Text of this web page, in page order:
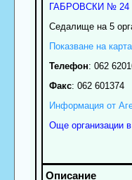
ГАБРОВСКИ № 24
Седалище на 5
Показване на
Телефон: 062
Факс: 062 601374
Информация от
Още организации